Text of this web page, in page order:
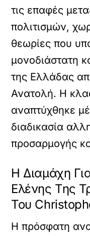
τις επαφές
πολιτισμών,
θεωρίες που
μονοδιάστατη
της Ελλάδας
Ανατολή. Η
αναπτύχθηκε
διαδικασία
προσαρμογής
Η Διαμάχη
Ελένης Της
Του
Η πρόσφατη